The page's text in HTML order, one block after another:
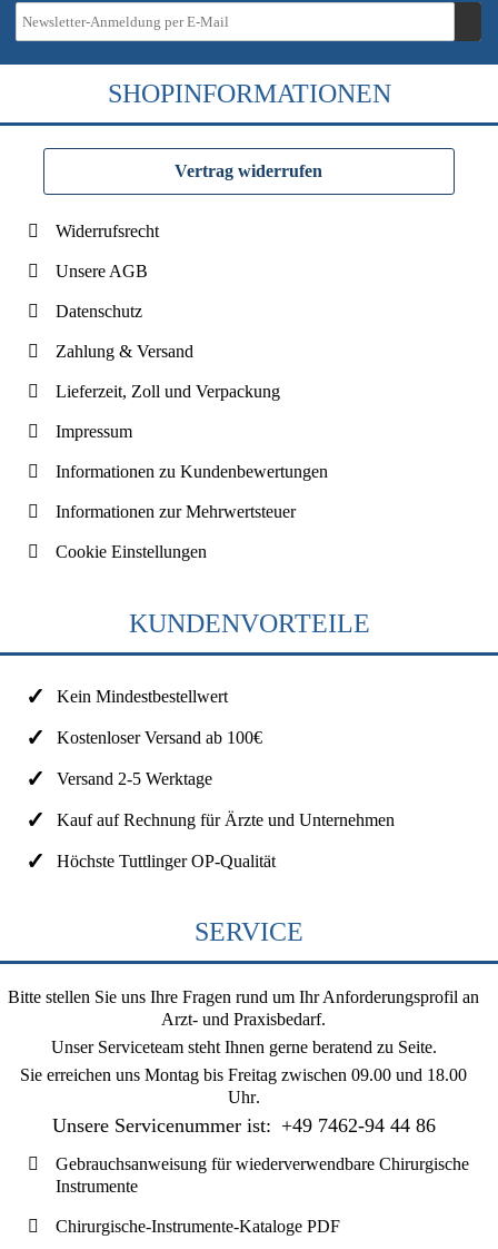
SHOPINFORMATIONEN
Vertrag widerrufen
Widerrufsrecht
Unsere AGB
Datenschutz
Zahlung & Versand
Lieferzeit, Zoll und Verpackung
Impressum
Informationen zu Kundenbewertungen
Informationen zur Mehrwertsteuer
Cookie Einstellungen
KUNDENVORTEILE
Kein Mindestbestellwert
Kostenloser Versand ab 100€
Versand 2-5 Werktage
Kauf auf Rechnung für Ärzte und Unternehmen
Höchste Tuttlinger OP-Qualität
SERVICE
Bitte stellen Sie uns Ihre Fragen rund um Ihr Anforderungsprofil an
Arzt- und Praxisbedarf.
Unser Serviceteam steht Ihnen gerne beratend zu Seite.
Sie erreichen uns Montag bis Freitag zwischen 09.00 und 18.00
Uhr.
Unsere Servicenummer ist: +49 7462-94 44 86
Gebrauchsanweisung für wiederverwendbare Chirurgische
Instrumente
Chirurgische-Instrumente-Kataloge PDF